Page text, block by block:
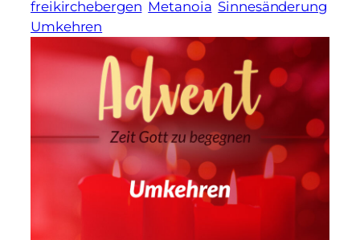
freikirchebergen Metanoia Sinnesänderung
Umkehren